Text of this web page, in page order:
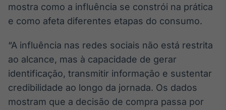
Broadcast
Widgets
funcionalidades
Broadcast
Wallboard
Conteúdos e
mostra como a influência se constrói na prática
e como afeta diferentes etapas do consumo.
“A influência nas redes sociais não está restrita
ao alcance, mas à capacidade de gerar
identificação, transmitir informação e sustentar
credibilidade ao longo da jornada. Os dados
mostram que a decisão de compra passa por